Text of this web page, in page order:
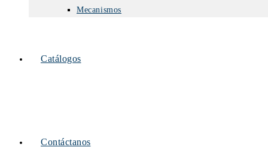
Mecanismos
Catálogos
Contáctanos